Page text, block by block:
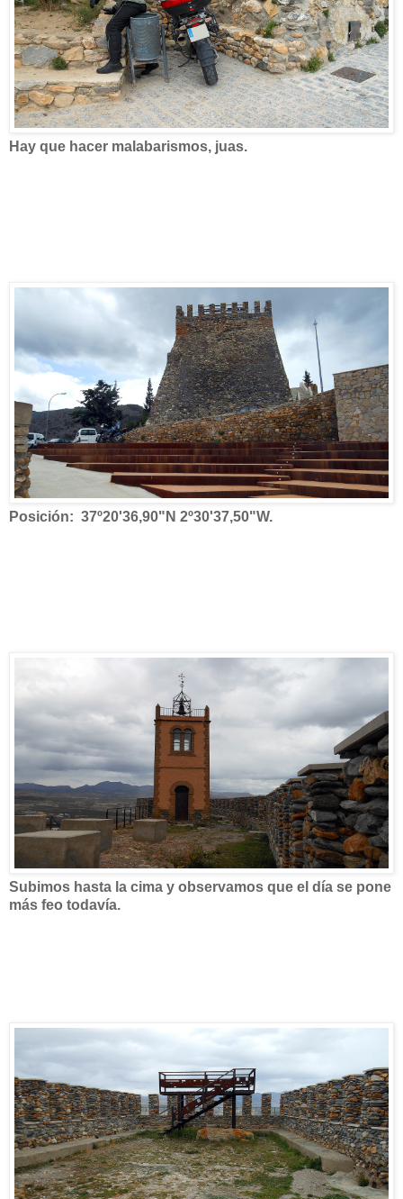
Hay que hacer malabarismos, juas.
Posición: 37º20'36,90"N 2º30'37,50"W.
Subimos hasta la cima y observamos que el día se pone
más feo todavía.